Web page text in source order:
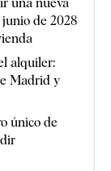
una nueva
de 2028
alquiler:
Madrid y
único de